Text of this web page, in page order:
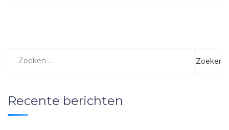
Recente berichten